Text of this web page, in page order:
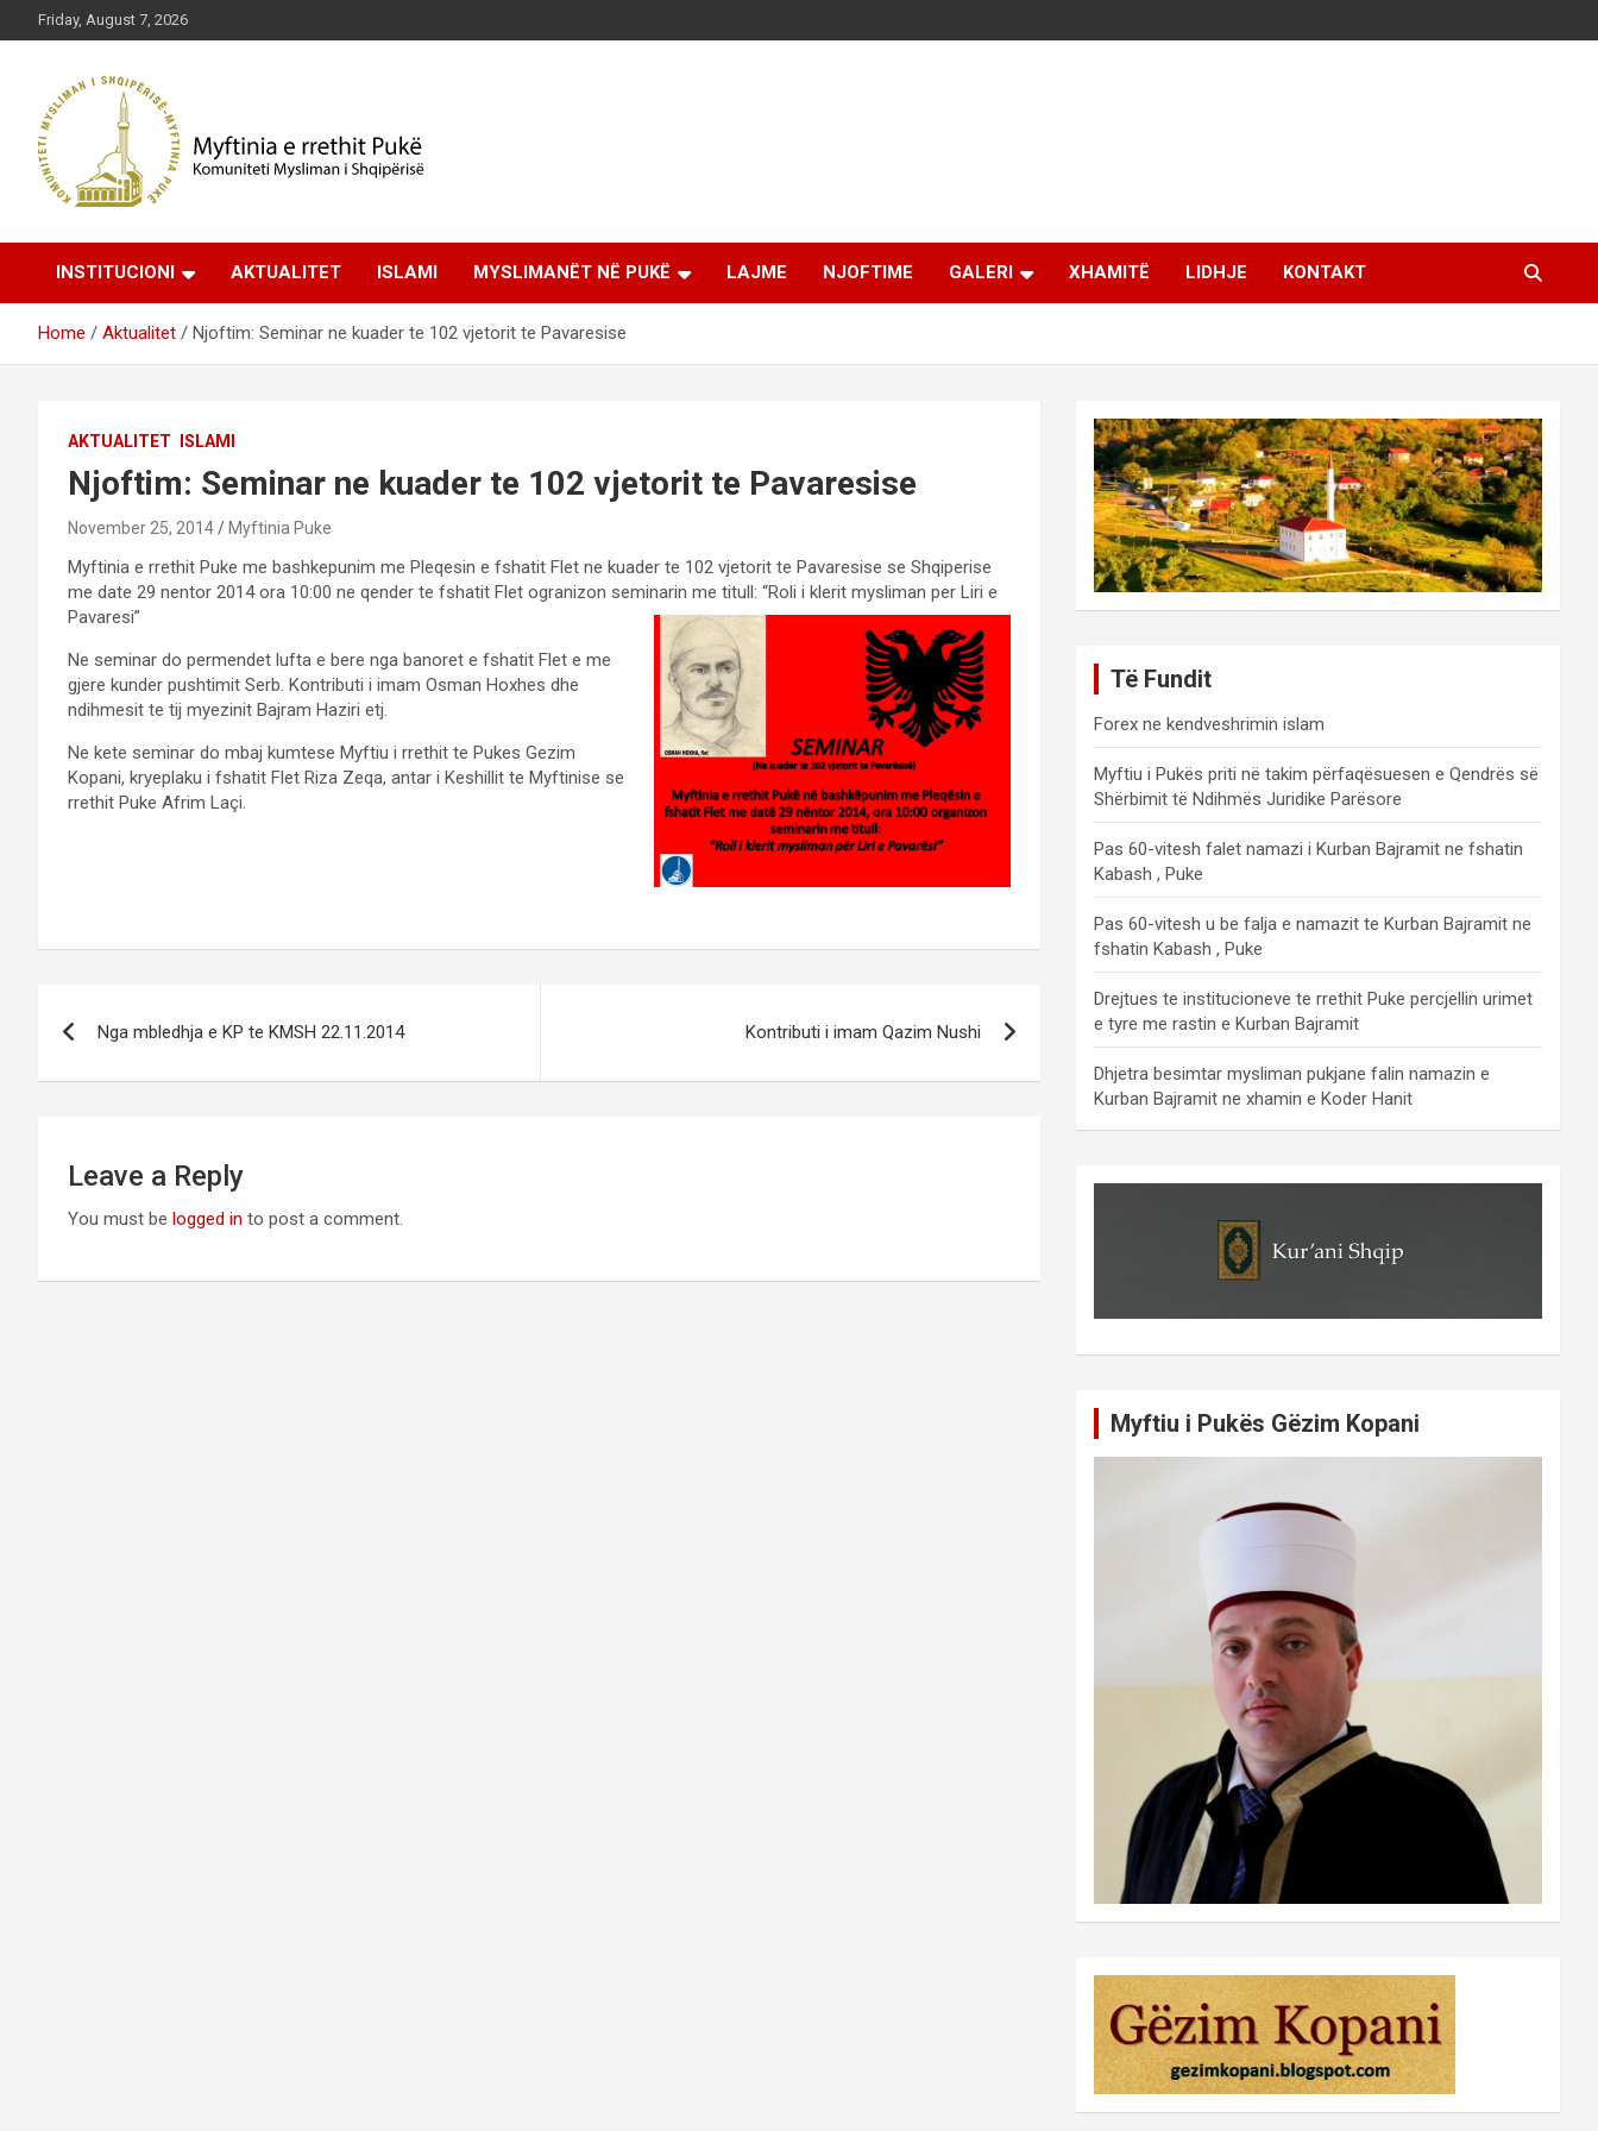
to
Friday, August 7, 2026
Myftinia Pukë | Faqja
Zyrtare
INSTITUCIONI AKTUALITET ISLAMI MYSLIMANËT NË PUKË LAJME NJOFTIME GALERI XHAMITË LIDHJE KONTAKT
Home Aktualitet Njoftim: Seminar ne kuader te 102 vjetorit te Pavaresise
AKTUALITET ISLAMI
Njoftim: Seminar ne kuader te 102 vjetorit te Pavaresise
November 25, 2014 Myftinia Puke
Myftinia e rrethit Puke me bashkepunim me Pleqesin e fshatit Flet ne kuader te 102 vjetorit te Pavaresise se Shqiperise
me date 29 nentor 2014 ora 10:00 ne qender te fshatit Flet ogranizon seminarin me titull: “Roli i klerit mysliman per Liri e
Pavaresi”
Ne seminar do permendet lufta e bere nga banoret e fshatit Flet e me
gjere kunder pushtimit Serb. Kontributi i imam Osman Hoxhes dhe
ndihmesit te tij myezinit Bajram Haziri etj.
Ne kete seminar do mbaj kumtese Myftiu i rrethit te Pukes Gezim
Kopani, kryeplaku i fshatit Flet Riza Zeqa, antar i Keshillit te Myftinise se
rrethit Puke Afrim Laçi.
navigation
Nga mbledhja e KP te KMSH 22.11.2014 Kontributi i imam Qazim Nushi
Leave a Reply
You must be logged in to post a comment.
Të Fundit
Forex ne kendveshrimin islam
Myftiu i Pukës priti në takim përfaqësuesen e Qendrës së
Shërbimit të Ndihmës Juridike Parësore
Pas 60-vitesh falet namazi i Kurban Bajramit ne fshatin
Kabash , Puke
Pas 60-vitesh u be falja e namazit te Kurban Bajramit ne
fshatin Kabash , Puke
Drejtues te institucioneve te rrethit Puke percjellin urimet
e tyre me rastin e Kurban Bajramit
Dhjetra besimtar mysliman pukjane falin namazin e
Kurban Bajramit ne xhamin e Koder Hanit
Myftiu i Pukës Gëzim Kopani